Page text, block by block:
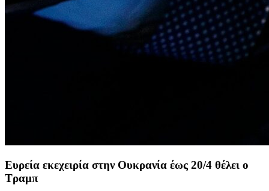
Ευρεία εκεχειρία στην Ουκρανία έως 20/4 θέλει ο
Τραμπ